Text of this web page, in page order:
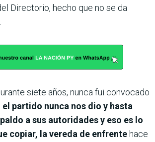
Directorio, hecho que no se da
siete años, nunca fui convocado
el partido nunca nos dio y hasta
a sus autoridades y eso es lo
copiar, la vereda de enfrente hace